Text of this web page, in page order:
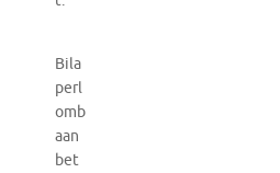
Bila
perl
omb
aan
bet